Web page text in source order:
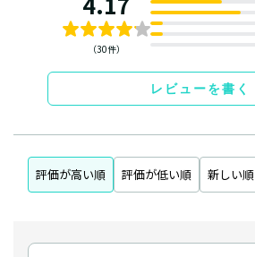
（30件）
レビューを書く
評価が高い順 評価が低い順 新しい順